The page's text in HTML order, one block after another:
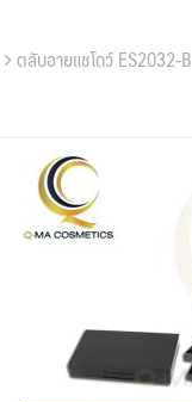
ตลับอายแชโดว์ ES2032-B